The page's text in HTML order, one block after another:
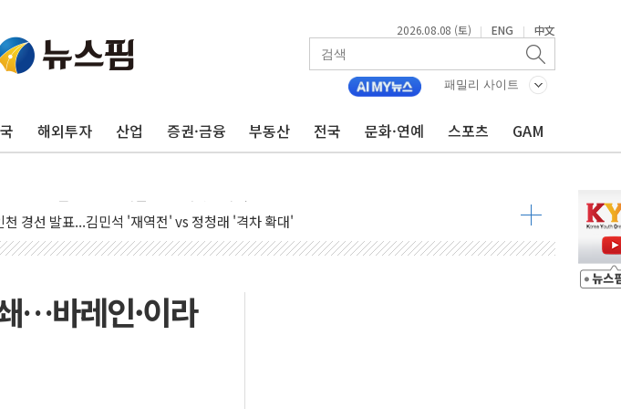
2026.08.08 (토) | ENG | 中文
패밀리 사이트
해외투자 산업 증권·금융 부동산 전국 문화·연예 스포츠 GAM
르기 방지법' 전면 재검토 지시
시간당 20~30mm 강한 비...가뭄 해소될 듯
검토, 민주당 스스로 원칙 뒤집는 것"
…청주·진천 35도, 곳곳 소나기
천 경선 발표...김민석 '재역전' vs 정청래 '격차 확대'
보안 새판 짠다…'자율규제단체' 타진
해임 재추진…"26일까지 의혹 소명" 요구
밖 부진에 연준 금리 인상 가능성 낮아지며 상승… STOXX 600 지수는 나흘 연속 최고치
…바레인·이라